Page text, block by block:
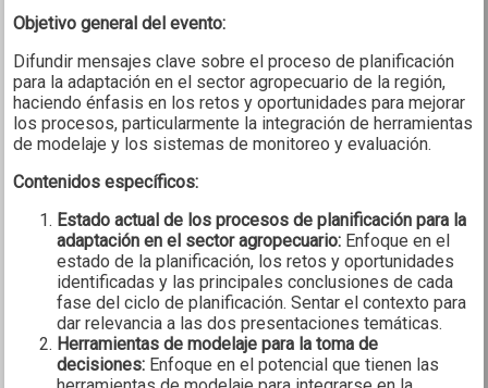
Objetivo general del evento:
Difundir mensajes clave sobre el proceso de planificación
para la adaptación en el sector agropecuario de la región,
haciendo énfasis en los retos y oportunidades para mejorar
los procesos, particularmente la integración de herramientas
de modelaje y los sistemas de monitoreo y evaluación.
Contenidos específicos:
Estado actual de los procesos de planificación para la
adaptación en el sector agropecuario: Enfoque en el
estado de la planificación, los retos y oportunidades
identificadas y las principales conclusiones de cada
fase del ciclo de planificación. Sentar el contexto para
dar relevancia a las dos presentaciones temáticas.
Herramientas de modelaje para la toma de
decisiones: Enfoque en el potencial que tienen las